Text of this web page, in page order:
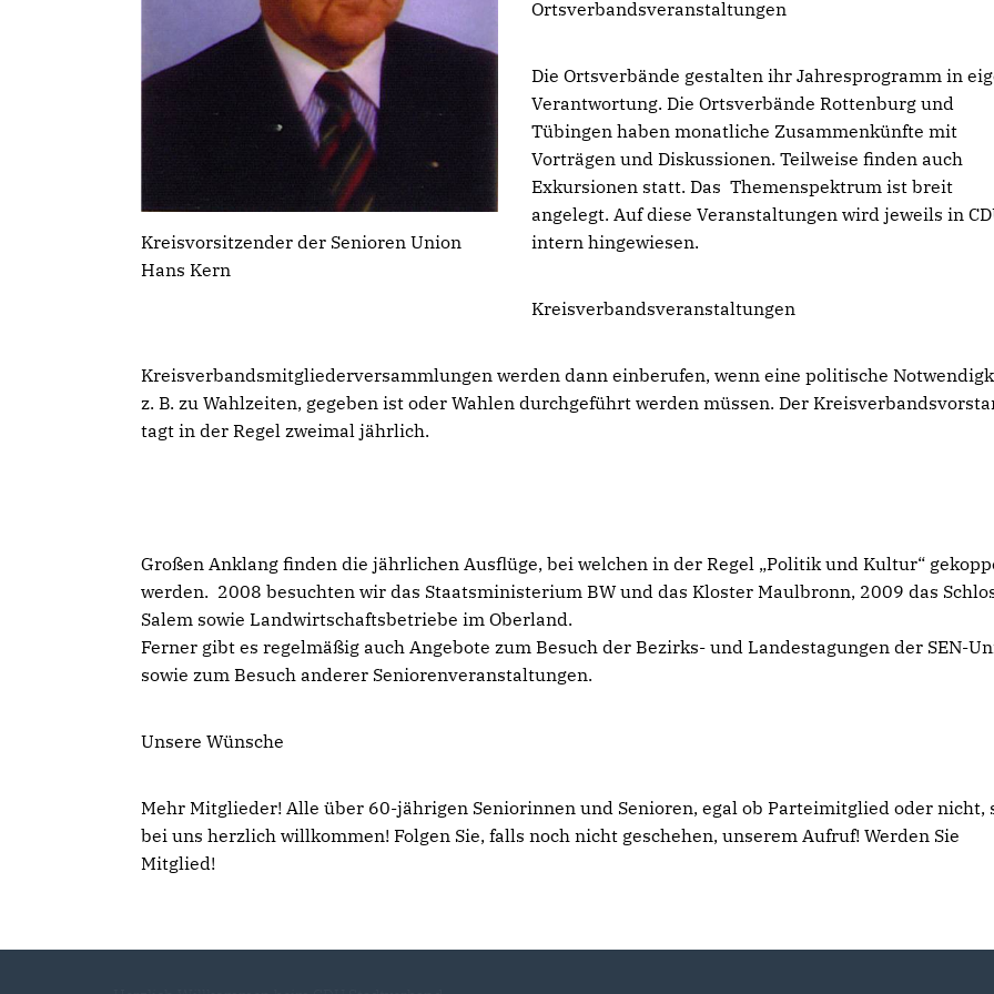
Kreisvorsitzender der Senioren Union
Hans Kern
Ortsverbandsveranstaltungen
Die Ortsverbände gestalten ihr Jahresprogramm in
Verantwortung. Die Ortsverbände Rottenburg und
Tübingen haben monatliche Zusammenkünfte mit
Vorträgen und Diskussionen. Teilweise finden auch
Exkursionen statt. Das Themenspektrum ist breit
angelegt. Auf diese Veranstaltungen wird jeweils in
intern hingewiesen.
Kreisverbandsveranstaltungen
Kreisverbandsmitgliederversammlungen werden dann einberufen, wenn eine politische
z. B. zu Wahlzeiten, gegeben ist oder Wahlen durchgeführt werden müssen. Der
tagt in der Regel zweimal jährlich.
Großen Anklang finden die jährlichen Ausflüge, bei welchen in der Regel „Politik und Kultur“
werden. 2008 besuchten wir das Staatsministerium BW und das Kloster Maulbronn, 2009 das
Salem sowie Landwirtschaftsbetriebe im Oberland.
Ferner gibt es regelmäßig auch Angebote zum Besuch der Bezirks- und Landestagungen der SEN-
sowie zum Besuch anderer Seniorenveranstaltungen.
Unsere Wünsche
Mehr Mitglieder! Alle über 60-jährigen Seniorinnen und Senioren, egal ob Parteimitglied oder nicht,
bei uns herzlich willkommen! Folgen Sie, falls noch nicht geschehen, unserem Aufruf! Werden Sie
Mitglied!